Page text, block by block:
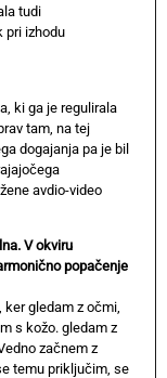
tudi
pri izhodu
ki ga je regulirala
tam, na tej
dogajanja pa je bil
avdio-video
V okviru
popačenje
gledam z očmi,
s kožo. gledam z
začnem z
temu priključim, se